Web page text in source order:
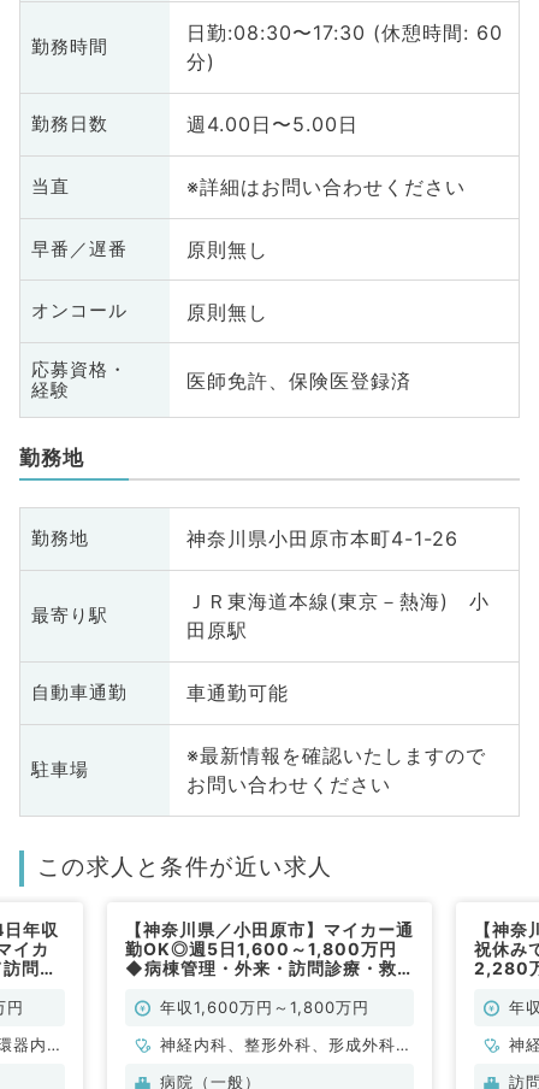
勤務時間
日勤:08:30〜17:30 (休憩時間: 60
分)
勤務日数 週4.00日〜5.00日
当直 ※詳細はお問い合わせください
早番／遅番 原則無し
オンコール 原則無し
応募資格・
経験
医師免許、保険医登録済
勤務地
勤務地 神奈川県小田原市本町4-1-26
最寄り駅
ＪＲ東海道本線(東京－熱海) 小
田原駅
自動車通勤 車通勤可能
駐車場
※最新情報を確認いたしますので
お問い合わせください
この求人と条件が近い求人
年収
イカ
問診
円
器内
【神奈川県／小田原市】マイカー通
勤OK◎週5日1,600～1,800万円
◆病棟管理・外来・訪問診療・救
定病院（内科系・外科系／常勤）
年収1,600万円～1,800万円
神経内科、整形外科、形成外科、
脳神経外科、呼吸器外科、心臓血
病院（一般）
【神
祝休み
2,280
年
神
科
訪